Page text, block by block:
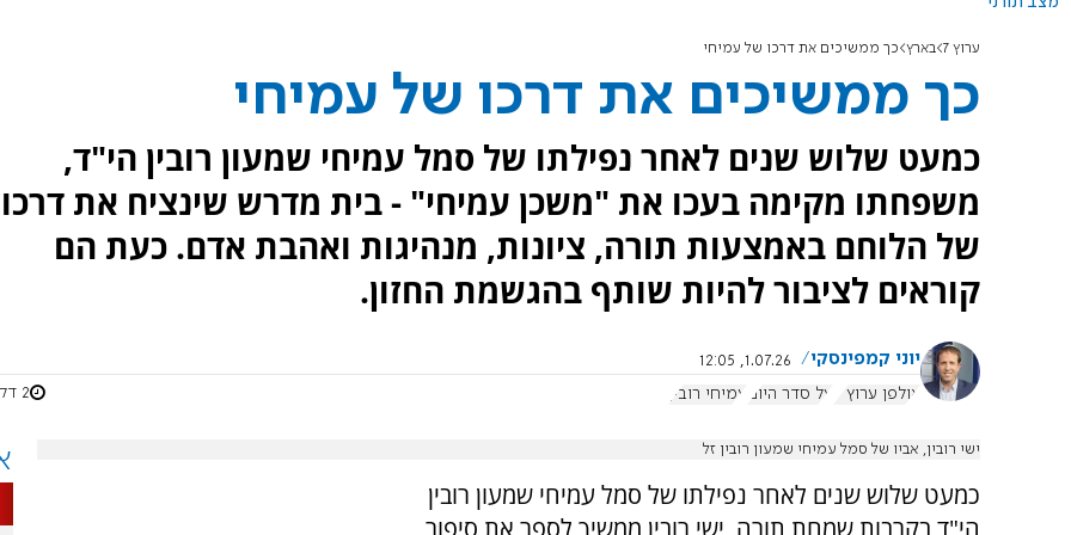
ערוץ 7 בארץ כך ממשיכים את דרכו של עמיחי
כך ממשיכים את דרכו של עמיחי
כמעט שלוש שנים לאחר נפילתו של סמל עמיחי שמעון רובין הי"ד,
משפחתו מקימה בעכו את "משכן עמיחי" - בית מדרש שינציח את דרכו
של הלוחם באמצעות תורה, ציונות, מנהיגות ואהבת אדם. כעת הם
קוראים לציבור להיות שותף בהגשמת החזון.
יוני קמפינסקי
1.07.26, 12:05
אולפן ערוץ 7
על סדר היום עמיחי רובין 2 דקות
ישי רובין, אביו של סמל עמיחי שמעון רובין זל
כמעט שלוש שנים לאחר נפילתו של סמל עמיחי שמעון רובין
הי"ד בקרבות שמחת תורה, ישי רובין ממשיך לספר את סיפור